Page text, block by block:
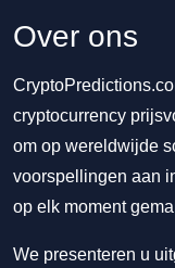
Over ons
cryptocurrency
om op wereldwijde
voorspellingen aan
op elk moment
We presenteren u